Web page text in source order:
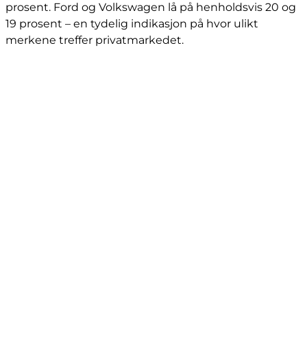
prosent. Ford og Volkswagen lå på henholdsvis 20 og
19 prosent – en tydelig indikasjon på hvor ulikt
merkene treffer privatmarkedet.